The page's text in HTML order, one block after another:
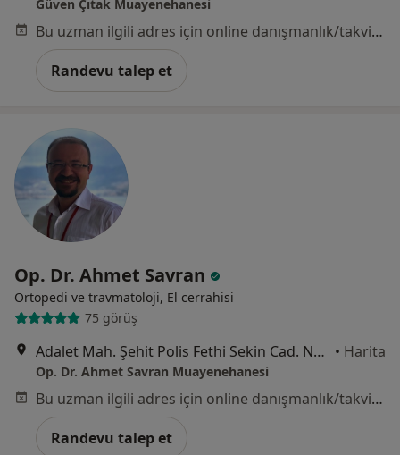
Güven Çıtak Muayenehanesi
Bu uzman ilgili adres için online danışmanlık/takvim sunmuyor.
Randevu talep et
Op. Dr. Ahmet Savran
Ortopedi ve travmatoloji, El cerrahisi
75 görüş
Adalet Mah. Şehit Polis Fethi Sekin Cad. No: 6 Ventus Plaza, Kat:6, Ofis No: 61-62-63, İzmir • Harita
Op. Dr. Ahmet Savran Muayenehanesi
Bu uzman ilgili adres için online danışmanlık/takvim sunmuyor.
Randevu talep et